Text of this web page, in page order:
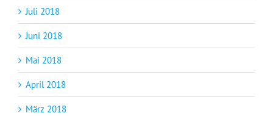
Juli 2018
Juni 2018
Mai 2018
April 2018
März 2018